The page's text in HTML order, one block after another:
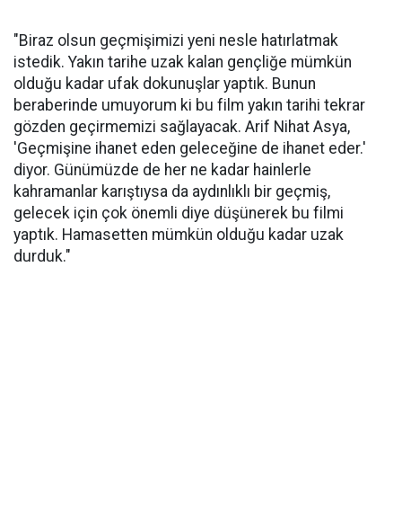
"Biraz olsun geçmişimizi yeni nesle hatırlatmak
istedik. Yakın tarihe uzak kalan gençliğe mümkün
olduğu kadar ufak dokunuşlar yaptık. Bunun
beraberinde umuyorum ki bu film yakın tarihi tekrar
gözden geçirmemizi sağlayacak. Arif Nihat Asya,
'Geçmişine ihanet eden geleceğine de ihanet eder.'
diyor. Günümüzde de her ne kadar hainlerle
kahramanlar karıştıysa da aydınlıklı bir geçmiş,
gelecek için çok önemli diye düşünerek bu filmi
yaptık. Hamasetten mümkün olduğu kadar uzak
durduk."